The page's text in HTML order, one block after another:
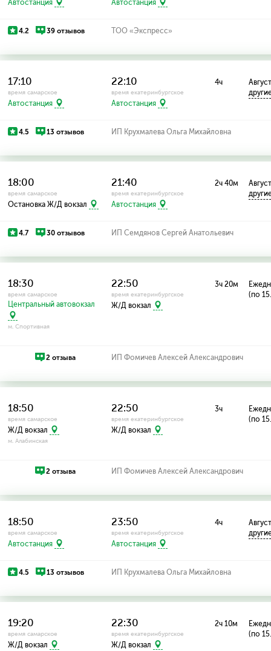
Автостанция Автостанция
4.2 39 отзывов ТОО «Экспресс»
17:10
время самарское
Автостанция
22:10
время екатеринбургское
Автостанция
4ч
4.5 13 отзывов ИП Крухмалева Ольга Михайловна
18:00
время самарское
Остановка Ж/Д вокзал
21:40
время екатеринбургское
Автостанция
2ч 40м
4.7 30 отзывов ИП Семдянов Сергей Анатольевич
18:30
время самарское
Центральный автовокзал
м. Спортивная
22:50
время екатеринбургское
Ж/Д вокзал
3ч 20м
(по
2 отзыва ИП Фомичев Алексей Александрович
18:50
время самарское
Ж/Д вокзал
м. Алабинская
22:50
время екатеринбургское
Ж/Д вокзал
3ч
(по
2 отзыва ИП Фомичев Алексей Александрович
18:50
время самарское
Автостанция
23:50
время екатеринбургское
Автостанция
4ч
4.5 13 отзывов ИП Крухмалева Ольга Михайловна
19:20
время самарское
Ж/Д вокзал
22:30
время екатеринбургское
Ж/Д вокзал
2ч 10м
(по